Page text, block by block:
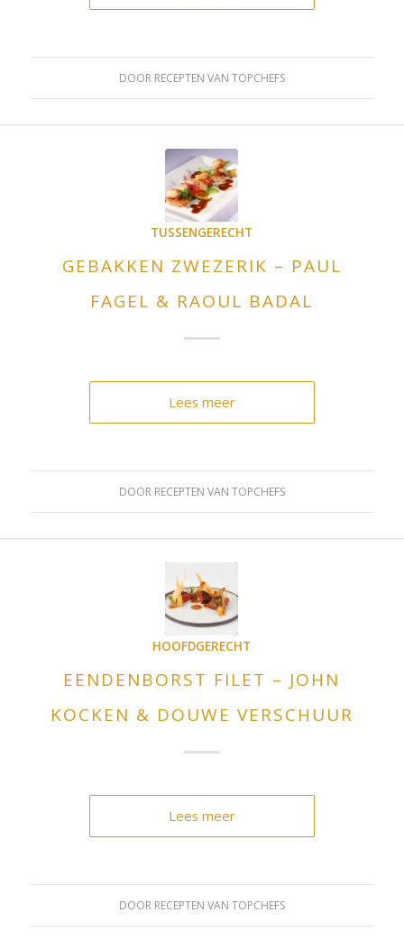
DOOR RECEPTEN VAN TOPCHEFS
TUSSENGERECHT
GEBAKKEN ZWEZERIK – PAUL
FAGEL & RAOUL BADAL
Lees meer
DOOR RECEPTEN VAN TOPCHEFS
HOOFDGERECHT
EENDENBORST FILET – JOHN
KOCKEN & DOUWE VERSCHUUR
Lees meer
DOOR RECEPTEN VAN TOPCHEFS